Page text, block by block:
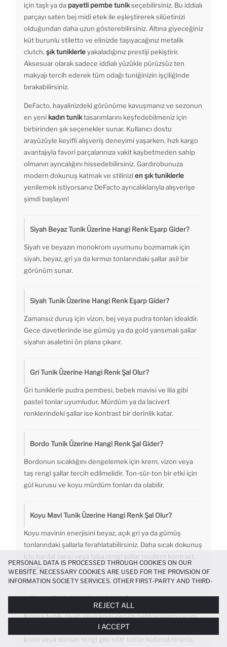
için taşlı ya da payetli pembe tunikseçebilirsiniz. Bu iddialı
parçayı saten bej midi etek ile eşleştirerek silüetinizi
olduğundan daha uzun gösterebilirsiniz. Altına giyeceğiniz
küt burunlu stiletto ve elinizde taşıyacağınız metalik
clutch, şık tuniklerleyakaladığınız prestiji pekiştirir.
Aksesuar olarak sadece iddialı yüzükle pürüzsüz ten
makyajı tercih ederek tüm odağı tuniğinizin işçiliğinde
bırakabilirsiniz.
DeFacto, hayalinizdeki görünüme kavuşmanız ve sezonun
en yeni kadın tuniktasarımlarını keşfedebilmeniz için
birbirinden şık seçenekler sunar. Kullanıcı dostu
arayüzüyle keyifli alışveriş deneyimi yaşarken, hızlı kargo
avantajıyla favori parçalarınıza vakit kaybetmeden sahip
olmanın ayrıcalığını hissedebilirsiniz. Gardırobunuza
modern dokunuş katmak ve stilinizi en şık tuniklerle
yenilemek istiyorsanız DeFacto ayrıcalıklarıyla alışverişe
şimdi başlayın!
Siyah Beyaz Tunik Üzerine Hangi Renk Eşarp Gider?
Siyah ve beyazın monokrom uyumunu bozmamak için
siyah, beyaz, gri ya da kırmızı tonlarındaki şallar asil bir
görünüm sunar.
Siyah Tunik Üzerine Hangi Renk Eşarp Gider?
Zamansız duruş için vizon, bej veya pudra tonları idealdir.
Gece davetlerinde ise gümüş ya da gold yansımalı şallar
siyahın asaletini ön plana çıkarır.
Gri Tunik Üzerine Hangi Renk Şal Olur?
Gri tuniklerle pudra pembesi, bebek mavisi ve lila gibi
pastel tonlar uyumludur. Mürdüm ya da lacivert
renklerindeki şallar ise kontrast bir derinlik katar.
Bordo Tunik Üzerine Hangi Renk Şal Gider?
Bordonun sıcaklığını dengelemek için krem, vizon veya
taş rengi şallar tercih edilmelidir. Ton-sür-ton bir etki için
gül kurusu ve koyu mürdüm tonları da olabilir.
Koyu Mavi Tunik Üzerine Hangi Renk Şal Olur?
Koyu mavinin enerjisini beyaz, açık gri ya da gümüş
tonlarındaki şallarla ferahlatabilirsiniz. Daha sıcak dokunuş
için hardal sarısı veya taba rengi şallar modern kontrast
yaratır.
Kırmızı Tunik Nasıl Kombinlenir?
Kırmızı tunik, siyah veya koyu denim pantolonlarla uyum
sağlar. Şal seçiminde ise kırmızının canlılığını kırmayacak
krem veya duman rengi gibi nötr tonlar kullanabilirsiniz.
PERSONAL DATA IS PROCESSED THROUGH COOKIES ON OUR
WEBSITE. NECESSARY COOKIES ARE USED FOR THE PROVISION OF
INFORMATION SOCIETY SERVICES. OTHER FIRST-PARTY AND THIRD-
MORE FUNCTIONAL AND PERSONALIZED, AND—IF YOU GIVE YOUR
EXPLICIT CONSENT—TO CARRY OUT MARKETING ACTIVITIES
TAILORED TO YOU. YOU CAN MANAGE YOUR COOKIE PREFERENCES
AT ANY TIME VIA THECOOKIE PREFERENCESPANEL, AND YOU CAN
ACCESS MORE DETAILED INFORMATION ABOUT COOKIES IN THE
REJECT ALL
I ACCEPT